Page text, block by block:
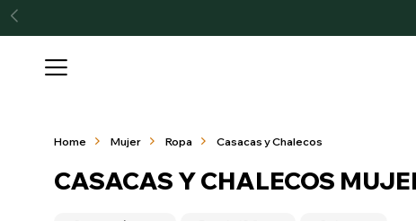

Home Mujer Ropa Casacas y Chalecos
CASACAS Y CHALECOS